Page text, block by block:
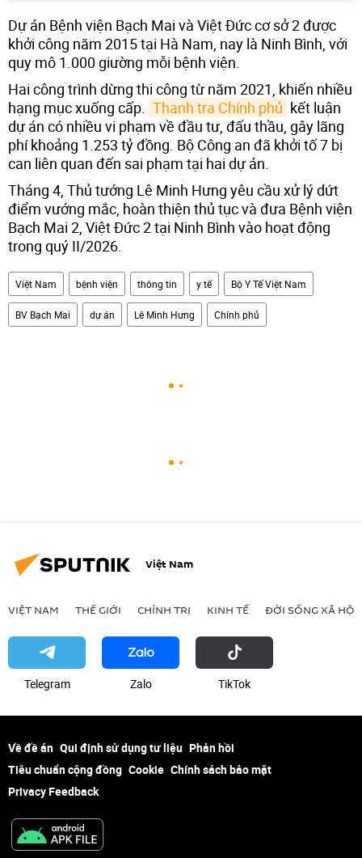
Dự án Bệnh viện Bạch Mai và Việt Đức cơ sở 2 được
khởi công năm 2015 tại Hà Nam, nay là Ninh Bình, với
quy mô 1.000 giường mỗi bệnh viện.
Hai công trình dừng thi công từ năm 2021, khiến nhiều
hạng mục xuống cấp. Thanh tra Chính phủ kết luận
dự án có nhiều vi phạm về đầu tư, đấu thầu, gây lãng
phí khoảng 1.253 tỷ đồng. Bộ Công an đã khởi tố 7 bị
can liên quan đến sai phạm tại hai dự án.
Tháng 4, Thủ tướng Lê Minh Hưng yêu cầu xử lý dứt
điểm vướng mắc, hoàn thiện thủ tục và đưa Bệnh viện
Bạch Mai 2, Việt Đức 2 tại Ninh Bình vào hoạt động
trong quý II/2026.
Việt Nam bệnh viện thông tin y tế Bộ Y Tế Việt Nam
BV Bạch Mai dự án Lê Minh Hưng Chính phủ
Việt Nam
VIỆT NAM THẾ GIỚI CHÍNH TRỊ KINH TẾ ĐỜI SỐNG XÃ HỘI
Telegram Zalo ТikТоk
Về đề án Qui định sử dụng tư liệu Phản hồi
Tiêu chuẩn cộng đồng Cookie Chính sách bảo mật
Privacy Feedback